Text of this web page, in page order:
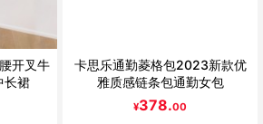
开叉牛
长裙
卡思乐通勤菱格包2023新款优
雅质感链条包通勤女包
¥378.00